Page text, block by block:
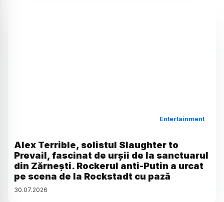
Entertainment
Alex Terrible, solistul Slaughter to
Prevail, fascinat de urșii de la sanctuarul
din Zărnești. Rockerul anti-Putin a urcat
pe scena de la Rockstadt cu pază
30.07.2026